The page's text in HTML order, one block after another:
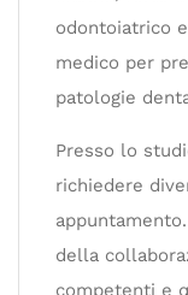
odontoiatrico
medico per
patologie
Presso lo
richiedere
della
competenti e